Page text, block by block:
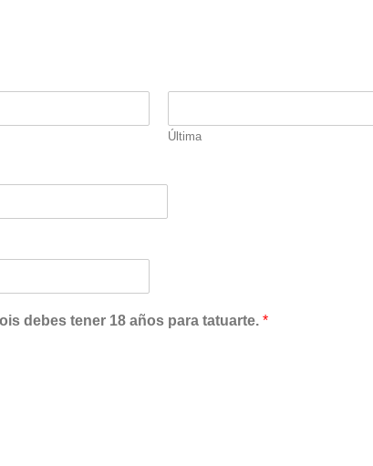
Última
debes tener 18 años para tatuarte. *